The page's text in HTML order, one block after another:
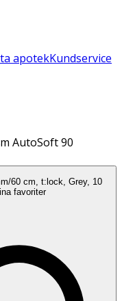
apotekKundservice
AutoSoft 90
60 cm, t:lock, Grey, 10
favoriter